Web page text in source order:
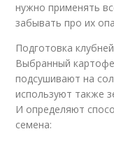
нужно применять
забывать про их
Подготовка клубней
Выбранный
подсушивают на
используют также
И определяют
семена: